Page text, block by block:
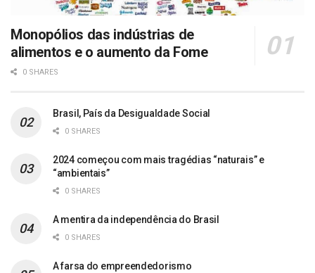
Monopólios das indústrias de
alimentos e o aumento da Fome
0 SHARES
Brasil, País da Desigualdade Social
0 SHARES
2024 começou com mais tragédias “naturais” e
“ambientais”
0 SHARES
A mentira da independência do Brasil
0 SHARES
A farsa do empreendedorismo